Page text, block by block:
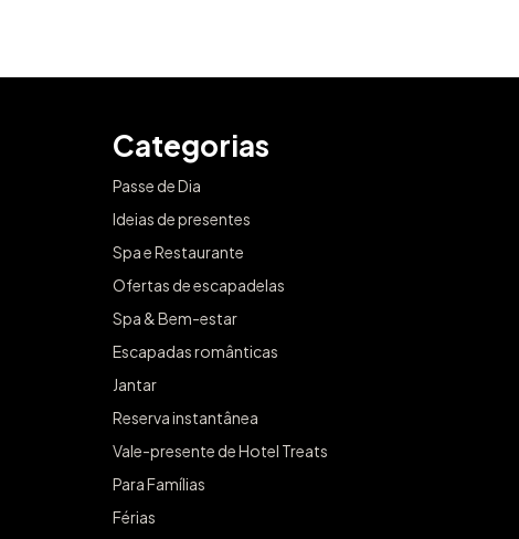
Categorias
Passe de Dia
Ideias de presentes
Spa e Restaurante
Ofertas de escapadelas
Spa & Bem-estar
Escapadas românticas
Jantar
Reserva instantânea
Vale-presente de Hotel Treats
Para Famílias
Férias